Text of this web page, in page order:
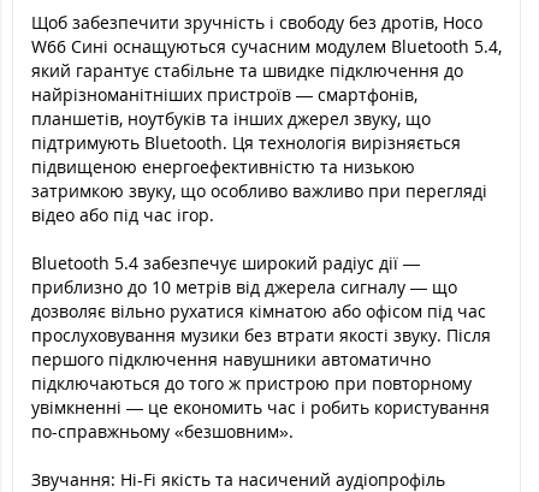
Щоб забезпечити зручність і свободу без дротів, Hoco
W66 Сині оснащуються сучасним модулем Bluetooth 5.4,
який гарантує стабільне та швидке підключення до
найрізноманітніших пристроїв — смартфонів,
планшетів, ноутбуків та інших джерел звуку, що
підтримують Bluetooth. Ця технологія вирізняється
підвищеною енергоефективністю та низькою
затримкою звуку, що особливо важливо при перегляді
відео або під час ігор.
Bluetooth 5.4 забезпечує широкий радіус дії —
приблизно до 10 метрів від джерела сигналу — що
дозволяє вільно рухатися кімнатою або офісом під час
прослуховування музики без втрати якості звуку. Після
першого підключення навушники автоматично
підключаються до того ж пристрою при повторному
увімкненні — це економить час і робить користування
по-справжньому «безшовним».
Звучання: Hi-Fi якість та насичений аудіопрофіль